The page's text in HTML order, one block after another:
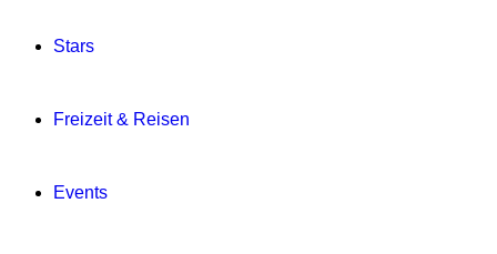
Stars
Freizeit & Reisen
Events